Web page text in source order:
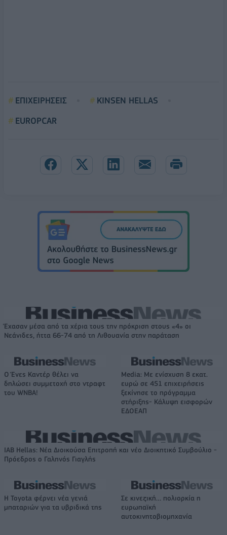
ΕΠΙΧΕΙΡΗΣΕΙΣ
KINSEN HELLAS
EUROPCAR
Έχασαν μέσα από τα χέρια τους την πρόκριση στους «4» οι
Νεάνιδες, ήττα 66-74 από τη Λιθουανία στην παράταση
Ο Ένες Καντέρ θέλει να
δηλώσει συμμετοχή στο ντραφτ
του WNBA!
Media: Με ενίσχυση 8 εκατ.
ευρώ σε 451 επιχειρήσεις
ξεκίνησε το πρόγραμμα
στήριξης- Κάλυψη εισφορών
ΕΔΟΕΑΠ
IAB Hellas: Νέα Διοικούσα Επιτροπή και νέο Διοικητικό Συμβούλιο -
Πρόεδρος ο Γαληνός Γιαγλής
Η Toyota φέρνει νέα γενιά
μπαταριών για τα υβριδικά της
Σε κινεζική… πολιορκία η
ευρωπαϊκή
αυτοκινητοβιομηχανία